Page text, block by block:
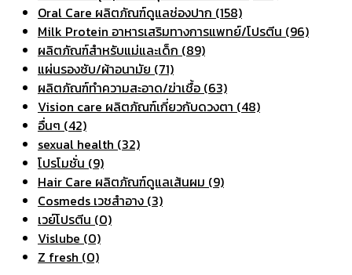
Oral Care ผลิตภัณฑ์ดูแลช่องปาก (158)
Milk Protein อาหารเสริมทางการแพทย์/โปรตีน (96)
ผลิตภัณฑ์สำหรับแม่และเด็ก (89)
แผ่นรองซับ/ผ้าอนามัย (71)
ผลิตภัณฑ์ทําความสะอาด/ฆ่าเชื้อ (63)
Vision care ผลิตภัณฑ์เกี่ยวกับดวงตา (48)
อื่นๆ (42)
sexual health (32)
โปรโมชั่น (9)
Hair Care ผลิตภัณฑ์ดูแลเส้นผม (9)
Cosmeds เวชสําอาง (3)
เวย์โปรตีน (0)
Vislube (0)
Z fresh (0)